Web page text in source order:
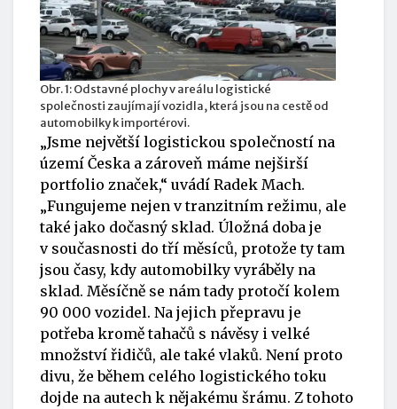
Obr. 1: Odstavné plochy v areálu logistické
společnosti zaujímají vozidla, která jsou na cestě od
automobilky k importérovi.
„Jsme největší logistickou společností na
území Česka a zároveň máme nejširší
portfolio značek,“ uvádí Radek Mach.
„Fungujeme nejen v tranzitním režimu, ale
také jako dočasný sklad. Úložná doba je
v současnosti do tří měsíců, protože ty tam
jsou časy, kdy automobilky vyráběly na
sklad. Měsíčně se nám tady protočí kolem
90 000 vozidel. Na jejich přepravu je
potřeba kromě tahačů s návěsy i velké
množství řidičů, ale také vlaků. Není proto
divu, že během celého logistického toku
dojde na autech k nějakému šrámu. Z tohoto